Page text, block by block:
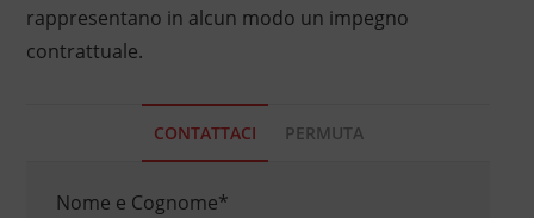
rappresentano in alcun modo un impegno
contrattuale.
CONTATTACI PERMUTA
Nome e Cognome*